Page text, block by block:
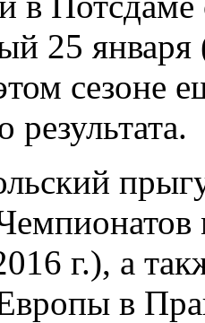
25
сезоне
результата.
г.), а
в